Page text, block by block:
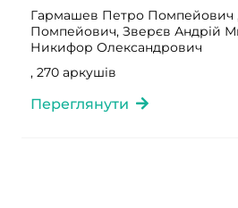
Гармашев Петро Помпейович
Помпейович, Зверєв Андрій
Никифор Олександрович
, 270 аркушів
Переглянути